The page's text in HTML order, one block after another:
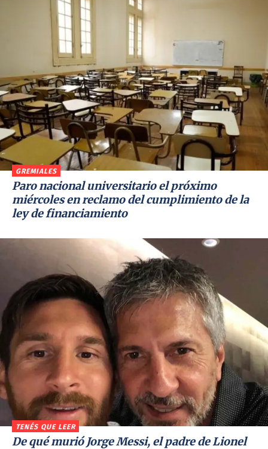
GREMIALES
Paro nacional universitario el próximo
miércoles en reclamo del cumplimiento de la
ley de financiamiento
TENÉS QUE LEER
De qué murió Jorge Messi, el padre de Lionel